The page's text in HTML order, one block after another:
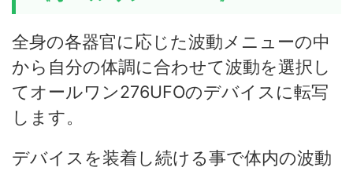
全身の各器官に応じた波動メニューの中
から自分の体調に合わせて波動を選択し
てオールワン276UFOのデバイスに転写
します。
デバイスを装着し続ける事で体内の波動